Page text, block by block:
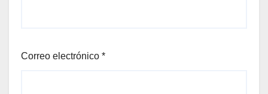
Correo electrónico *